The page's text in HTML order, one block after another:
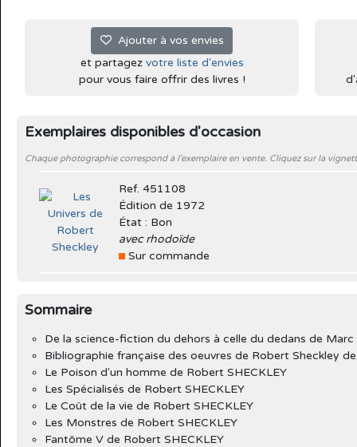
Ajouter à vos envies
et partagez votre liste d'envies
pour vous faire offrir des livres !
Exemplaires disponibles d'occasion
Chaque photographie correspond à l'exemplaire en vente. Cliquez sur la
Ref. 451108
Édition de 1972
État : Bon
avec rhodoïde
Sur commande
Sommaire
De la science-fiction du dehors à celle du dedans de Marc
Bibliographie française des oeuvres de Robert Sheckley de
Le Poison d'un homme de Robert SHECKLEY
Les Spécialisés de Robert SHECKLEY
Le Coût de la vie de Robert SHECKLEY
Les Monstres de Robert SHECKLEY
Fantôme V de Robert SHECKLEY